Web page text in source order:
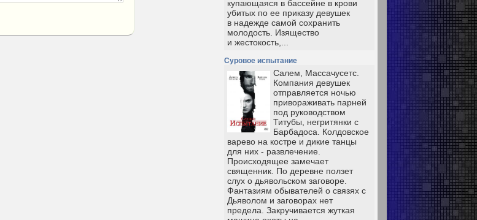
купающаяся в бассейне в крови
убитых по ее приказу девушек
в надежде самой сохранить
молодость. Изящество
и жестокость,...
Суровое испытание
Салем, Массачусетс.
Компания девушек
отправляется ночью
привораживать парней
под руководством
Титубы, негритянки с
Барбадоса. Колдовское
варево на костре и дикие танцы
для них - развлечение.
Происходящее замечает
священник. По деревне ползет
слух о дьявольском заговоре.
Фантазиям обывателей о связях с
Дьяволом и заговорах нет
предела. Закручивается жуткая